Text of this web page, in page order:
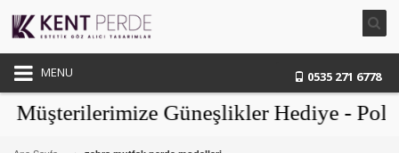
0535 271 6778
MENU
Güneşlikler Hediye -